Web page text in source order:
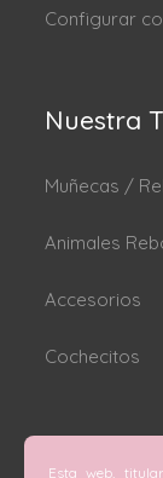
Configurar
Nuestra
Muñecas /
Animales
Accesorios
Cochecitos
Esta web,